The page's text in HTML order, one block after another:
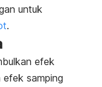
untuk
.
efek
samping